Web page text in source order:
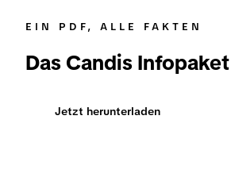
EIN PDF, ALLE FAKTEN
Das Candis Infopaket
Jetzt herunterladen